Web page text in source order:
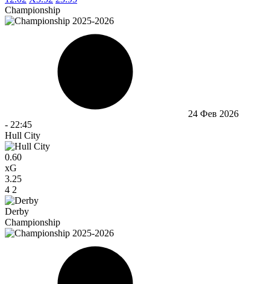
Championship
24 Фев 2026
- 22:45
Hull City
0.60
xG
3.25
4 2
Derby
Championship